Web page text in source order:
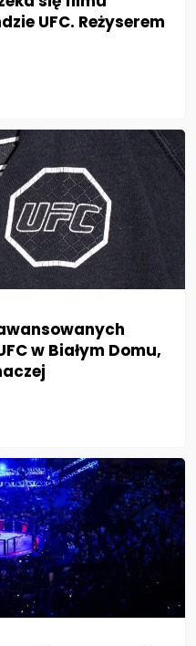
UFC. Reżyserem
w Białym Domu,